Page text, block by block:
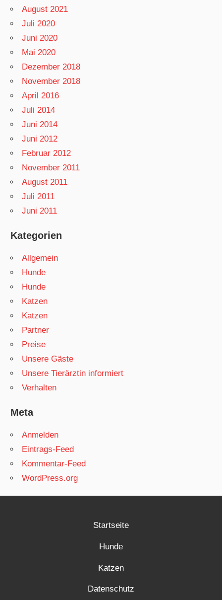
August 2021
Juli 2020
Juni 2020
Mai 2020
Dezember 2018
November 2018
April 2016
Juli 2014
Juni 2014
Juni 2012
Februar 2012
November 2011
August 2011
Juli 2011
Juni 2011
Kategorien
Allgemein
Hunde
Hunde
Katzen
Katzen
Partner
Preise
Unsere Gäste
Unsere Tierärztin informiert
Verhalten
Meta
Anmelden
Eintrags-Feed
Kommentar-Feed
WordPress.org
Startseite
Hunde
Katzen
Datenschutz